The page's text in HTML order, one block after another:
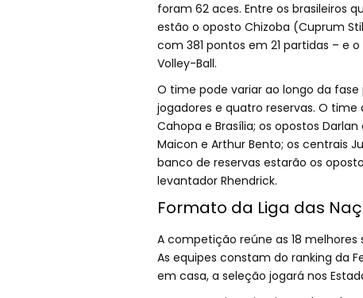
foram 62 aces. Entre os brasileiros
estão o oposto Chizoba (Cuprum
com 381 pontos em 21 partidas – e
Volley-Ball.
O time pode variar ao longo da fase
jogadores e quatro reservas. O
Cahopa e Brasília; os opostos
Maicon e Arthur Bento; os centrais
banco de reservas estarão os
levantador Rhendrick.
Formato da Liga das
A competição reúne as 18
As equipes constam do ranking da
em casa, a seleção jogará nos